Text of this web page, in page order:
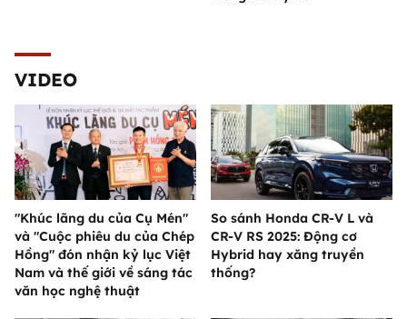
VIDEO
"Khúc lãng du của Cụ Mén"
và "Cuộc phiêu du của Chép
Hồng" đón nhận kỷ lục Việt
Nam và thế giới về sáng tác
văn học nghệ thuật
So sánh Honda CR-V L và
CR-V RS 2025: Động cơ
Hybrid hay xăng truyền
thống?